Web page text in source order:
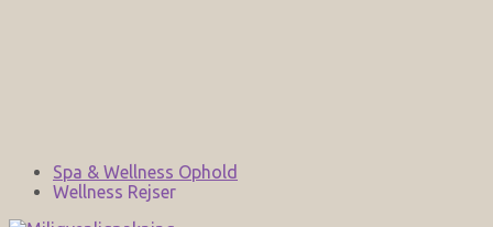
Spa & Wellness Ophold
Wellness Rejser